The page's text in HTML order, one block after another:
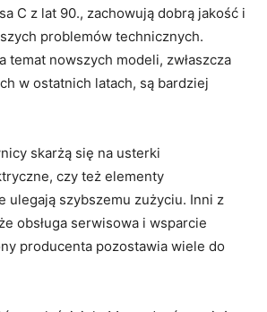
C z lat 90., zachowują dobrą jakość i
problemów technicznych.
temat nowszych ‍modeli, zwłaszcza​
w ostatnich latach, są bardziej
skarżą się na usterki
czy też elementy
ulegają⁤ szybszemu ⁢zużyciu.‍ Inni z
obsługa ‍serwisowa i ​wsparcie⁤
producenta pozostawia⁢ wiele do